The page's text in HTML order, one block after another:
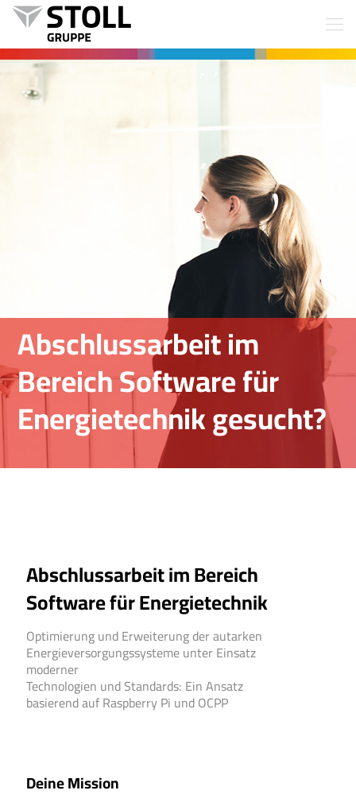
Abschlussarbeit im
Bereich Software für
Energietechnik gesucht?
Abschlussarbeit im Bereich
Software für Energietechnik
Optimierung und Erweiterung der autarken
Energieversorgungssysteme unter Einsatz
moderner
Technologien und Standards: Ein Ansatz
basierend auf Raspberry Pi und OCPP
Deine Mission